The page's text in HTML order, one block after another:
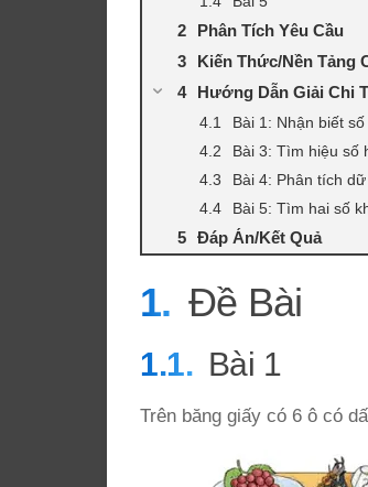
Phân Tích Yêu Cầu
Kiến Thức/Nền Tảng
Hướng Dẫn Giải Chi
Bài 1: Nhận biết số
Bài 3: Tìm hiệu số
Bài 4: Phân tích
Bài 5: Tìm hai số
Đáp Án/Kết Quả
Đề Bài
Bài 1
Trên băng giấy có 6 ô có